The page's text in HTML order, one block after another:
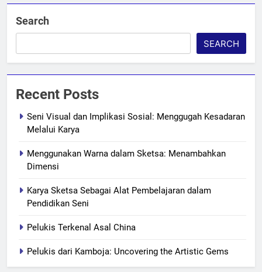
Search
SEARCH
Recent Posts
Seni Visual dan Implikasi Sosial: Menggugah Kesadaran
Melalui Karya
Menggunakan Warna dalam Sketsa: Menambahkan
Dimensi
Karya Sketsa Sebagai Alat Pembelajaran dalam
Pendidikan Seni
Pelukis Terkenal Asal China
Pelukis dari Kamboja: Uncovering the Artistic Gems